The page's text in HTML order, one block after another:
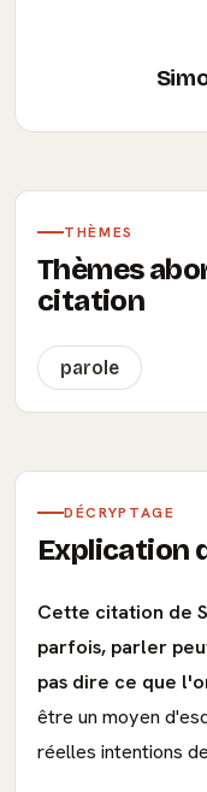
THÈMES
Thèmes
citation
parole
DÉCRYPTAGE
Explication
Cette citation de
parfois, parler
pas dire ce que
être un moyen
réelles intentions